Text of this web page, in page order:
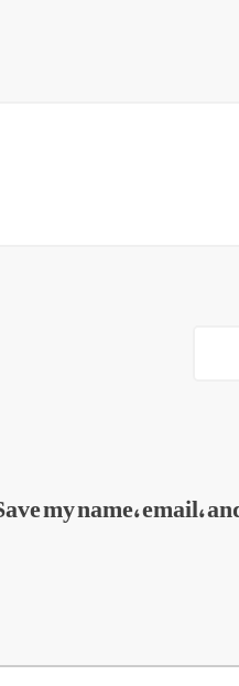
my name, email,